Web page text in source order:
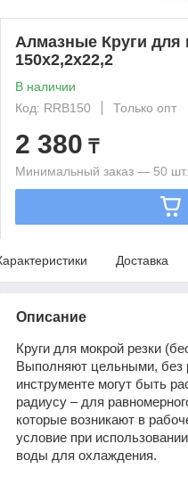
Алмазные Круги для
150x2,2x22,2
В наличии
Код: RRB150
Только опт
2 380 ₸
Минимальный заказ — 50 шт.
Доставка
Описание
Круги для мокрой резки
Выполняют цельными, без
инструменте могут быть
радиусу – для
которые возникают в
условие при
воды для охлаждения.